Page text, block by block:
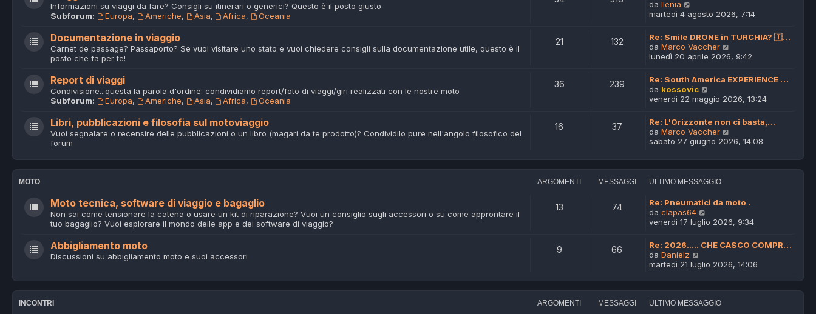
o
s
s
a
g
o
Informazioni su viaggi da fare? Consigli su itinerari o generici? Questo è il posto giusto
Subforum:
Europa, Americhe, Asia, Africa, Oceania
da Ilenia
e
i
u
l
t
m
o
m
s
s
a
g
g
i
o
martedì 4 agosto 2026, 7:14
Documentazione in viaggio
Carnet de passage? Passaporto? Se vuoi visitare uno stato e vuoi chiedere consigli sulla documentazione utile, questo è il
posto che fa per te!
21 132
Re: Smile DRONE in TURCHIA? 🇹…
da Marco Vaccher
e
i
u
l
t
m
m
s
s
g
o
lunedì 20 aprile 2026, 9:42
Report di viaggi
Condivisione...questa la parola d'ordine: condividiamo report/foto di viaggi/giri realizzati con le nostre moto
Subforum:
Europa, Americhe, Asia, Africa, Oceania
36 239
Re: South America EXPERIENCE …
da kossovic
e
u
l
t
m
s
a
g
o
venerdì 22 maggio 2026, 13:24
Libri, pubblicazioni e filosofia sul motoviaggio
Vuoi segnalare o recensire delle pubblicazioni o un libro (magari da te prodotto)? Condividilo pure nell'angolo filosofico del
forum
16 37
Re: L'Orizzonte non ci basta,…
da Marco Vaccher
e
i
u
m
o
m
s
a
sabato 27 giugno 2026, 14:08
MOTO ARGOMENTI MESSAGGI ULTIMO MESSAGGIO
Moto tecnica, software di viaggio e bagaglio
Non sai come tensionare la catena o usare un kit di riparazione? Vuoi un consiglio sugli accessori o su come approntare il
tuo bagaglio? Vuoi esplorare il mondo delle app e dei software di viaggio?
13 74
Re: Pneumatici da moto .
da clapas64
e
i
u
t
i
m
o
m
venerdì 17 luglio 2026, 9:34
Abbigliamento moto
Discussioni su abbigliamento moto e suoi accessori
9 66
Re: 2026..... CHE CASCO COMPR…
da Danielz
e
i
u
l
martedì 21 luglio 2026, 14:06
INCONTRI ARGOMENTI MESSAGGI ULTIMO MESSAGGIO